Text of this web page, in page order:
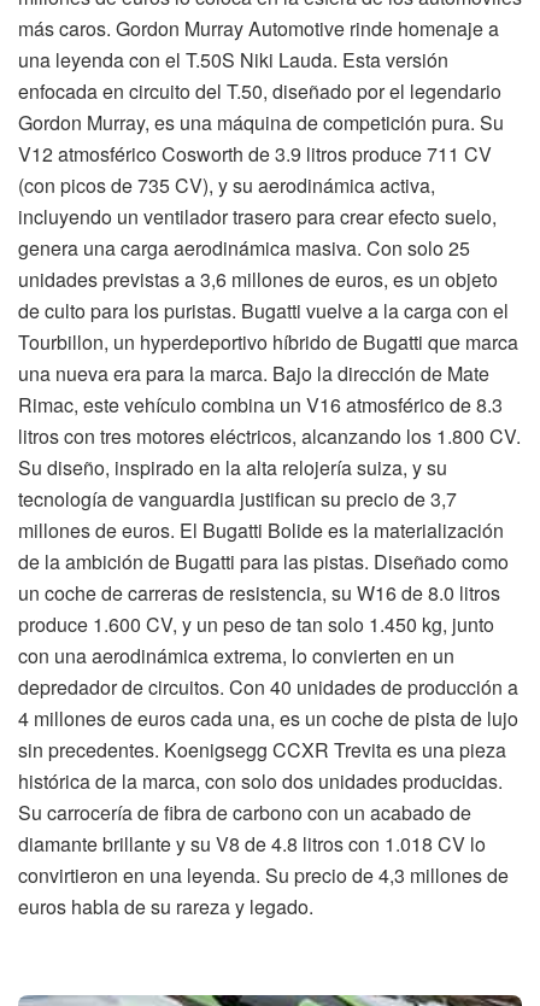
más caros. Gordon Murray Automotive rinde homenaje a
una leyenda con el T.50S Niki Lauda. Esta versión
enfocada en circuito del T.50, diseñado por el legendario
Gordon Murray, es una máquina de competición pura. Su
V12 atmosférico Cosworth de 3.9 litros produce 711 CV
(con picos de 735 CV), y su aerodinámica activa,
incluyendo un ventilador trasero para crear efecto suelo,
genera una carga aerodinámica masiva. Con solo 25
unidades previstas a 3,6 millones de euros, es un objeto
de culto para los puristas. Bugatti vuelve a la carga con el
Tourbillon, un hyperdeportivo híbrido de Bugatti que marca
una nueva era para la marca. Bajo la dirección de Mate
Rimac, este vehículo combina un V16 atmosférico de 8.3
litros con tres motores eléctricos, alcanzando los 1.800 CV.
Su diseño, inspirado en la alta relojería suiza, y su
tecnología de vanguardia justifican su precio de 3,7
millones de euros. El Bugatti Bolide es la materialización
de la ambición de Bugatti para las pistas. Diseñado como
un coche de carreras de resistencia, su W16 de 8.0 litros
produce 1.600 CV, y un peso de tan solo 1.450 kg, junto
con una aerodinámica extrema, lo convierten en un
depredador de circuitos. Con 40 unidades de producción a
4 millones de euros cada una, es un coche de pista de lujo
sin precedentes. Koenigsegg CCXR Trevita es una pieza
histórica de la marca, con solo dos unidades producidas.
Su carrocería de fibra de carbono con un acabado de
diamante brillante y su V8 de 4.8 litros con 1.018 CV lo
convirtieron en una leyenda. Su precio de 4,3 millones de
euros habla de su rareza y legado.